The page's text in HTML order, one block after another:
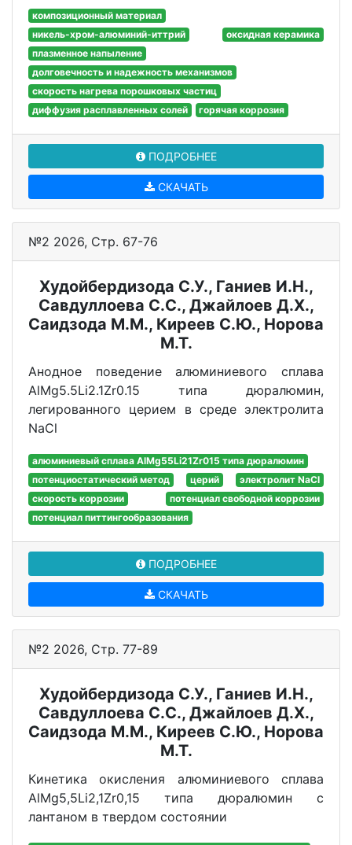
композиционный материал
никель-хром-алюминий-иттрий
оксидная керамика
плазменное напыление
долговечность и надежность механизмов
скорость нагрева порошковых частиц
диффузия расплавленных солей
горячая коррозия
ПОДРОБНЕЕ
СКАЧАТЬ
№2 2026, Стр. 67-76
Худойбердизода С.У., Ганиев И.Н.,
Савдуллоева С.С., Джайлоев Д.Х.,
Саидзода М.М., Киреев С.Ю., Норова
М.Т.
Анодное поведение алюминиевого сплава
АlMg5.5Li2.1Zr0.15 типа дюралюмин,
легированного церием в среде электролита
NaCl
алюминиевый сплава АlMg55Li21Zr015 типа дюралюмин
потенциостатический метод
церий
электролит NaCl
скорость коррозии
потенциал свободной коррозии
потенциал питтингообразования
ПОДРОБНЕЕ
СКАЧАТЬ
№2 2026, Стр. 77-89
Худойбердизода С.У., Ганиев И.Н.,
Савдуллоева С.С., Джайлоев Д.Х.,
Саидзода М.М., Киреев С.Ю., Норова
М.Т.
Кинетика окисления алюминиевого сплава
АlMg5,5Li2,1Zr0,15 типа дюралюмин с
лантаном в твердом состоянии